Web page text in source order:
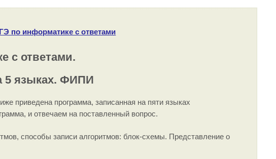
по информатике с ответами
с ответами.
5 языках. ФИПИ
приведена программа, записанная на пяти языках
и отвечаем на поставленный вопрос.
способы записи алгоритмов: блок-схемы. Представление о